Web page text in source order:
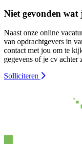
Niet gevonden wat
Naast onze online
van opdrachtgevers in
contact met jou om te
gegevens of je cv achter
Solliciteren